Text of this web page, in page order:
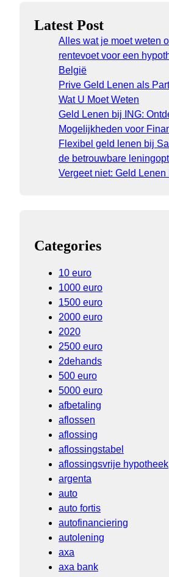
Latest Post
Alles wat je moet weten
rentevoet voor een
België
Prive Geld Lenen als
Wat U Moet Weten
Geld Lenen bij ING:
Mogelijkheden voor
Flexibel geld lenen bij
de betrouwbare
Vergeet niet: Geld Lenen
Categories
10 euro
1000 euro
1500 euro
2000 euro
2020
2500 euro
2dehands
500 euro
5000 euro
afbetaling
aflossen
aflossing
aflossingstabel
aflossingsvrije hypotheek
argenta
auto
auto fortis
autofinanciering
autolening
axa
axa bank